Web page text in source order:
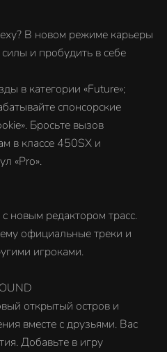
В новом режиме карьеры
и пробудить в себе
в категории «Future»;
спонсорские
Бросьте вызов
в классе 450SX и
«Pro».
новым редактором трасс.
официальные треки и
игроками.
открытый остров и
вместе с друзьями. Вас
Добавьте в игру